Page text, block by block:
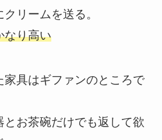
リームを送る。
なり高い
家具はギファンのところで
とお茶碗だけでも返して欲